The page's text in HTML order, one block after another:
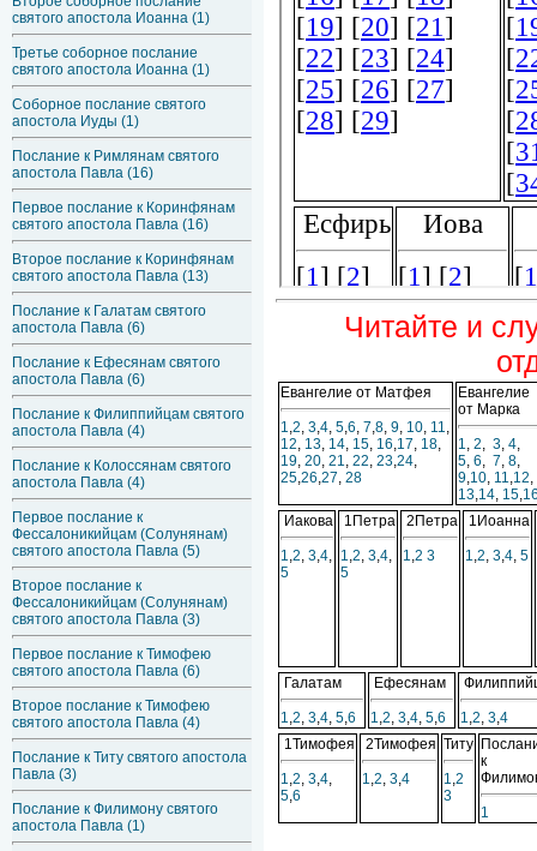
святого апостола Иоанна (1)
Третье соборное послание
святого апостола Иоанна (1)
Соборное послание святого
апостола Иуды (1)
Послание к Римлянам святого
апостола Павла (16)
Первое послание к Коринфянам
святого апостола Павла (16)
Второе послание к Коринфянам
святого апостола Павла (13)
Послание к Галатам святого
апостола Павла (6)
Послание к Ефесянам святого
апостола Павла (6)
Послание к Филиппийцам святого
апостола Павла (4)
Послание к Колоссянам святого
апостола Павла (4)
Первое послание к
Фессалоникийцам (Солунянам)
святого апостола Павла (5)
Второе послание к
Фессалоникийцам (Солунянам)
святого апостола Павла (3)
Первое послание к Тимофею
святого апостола Павла (6)
Второе послание к Тимофею
святого апостола Павла (4)
Послание к Титу святого апостола
Павла (3)
Послание к Филимону святого
апостола Павла (1)
Читайте и
Евангелие от Матфея
1,2, 3,4, 5,6, 7,8, 9, 10, 11,
12, 13, 14, 15, 16,17, 18,
19, 20, 21, 22, 23,24,
25,26,27, 28
Евангелие
от Марка
1, 2, 3, 4,
5, 6, 7, 8,
9,10, 11,12,
13,14, 15,
Иакова
1,2, 3,4,
5
1Петра
1,2, 3,4,
5
2Петра
1,2 3
1Иоанна
1,2, 3,4, 5
Галатам
1,2, 3,4, 5,6
Ефесянам
1,2, 3,4, 5,6 1,2, 3,4
1Тимофея
1,2, 3,4,
5,6
2Тимофея
1,2, 3,4
Титу
1,2
3
к
1